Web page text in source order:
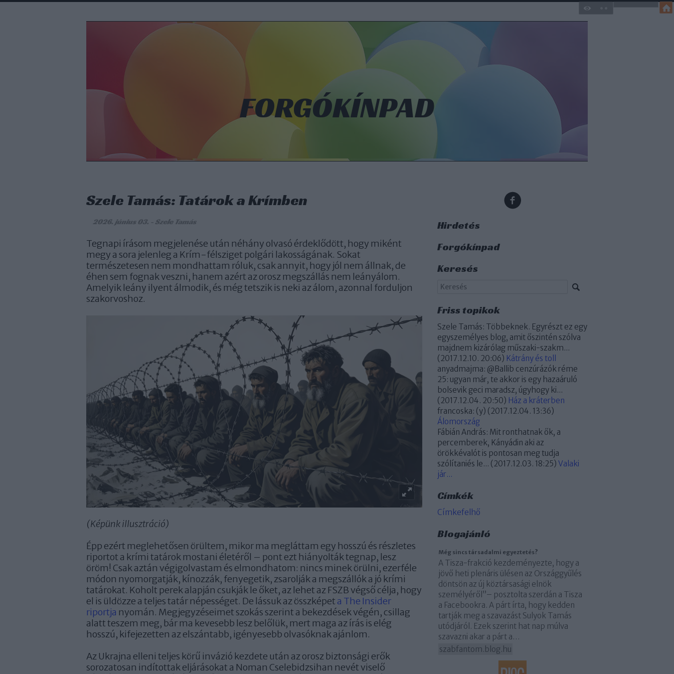
FORGÓKÍNPAD
Szele Tamás: Tatárok a Krímben
2026. június 03. Szele Tamás
Tegnapi írásom megjelenése után néhány olvasó érdeklődött, hogy miként
megy a sora jelenleg a Krím-félsziget polgári lakosságának. Sokat
természetesen nem mondhattam róluk, csak annyit, hogy jól nem állnak, de
éhen sem fognak veszni, hanem azért az orosz megszállás nem leányálom.
Amelyik leány ilyent álmodik, és még tetszik is neki az álom, azonnal forduljon
szakorvoshoz.
(Képünk illusztráció)
Épp ezért meglehetősen örültem, mikor ma megláttam egy hosszú és részletes
riportot a krími tatárok mostani életéről – pont ezt hiányolták tegnap, lesz
öröm! Csak aztán végigolvastam és elmondhatom: nincs minek örülni, ezerféle
módon nyomorgatják, kínozzák, fenyegetik, zsarolják a megszállók a jó krími
tatárokat. Koholt perek alapján csukják le őket, az lehet az FSZB végső célja, hogy
el is üldözze a teljes tatár népességet. De lássuk az összképet a The Insider
riportja nyomán. Megjegyzéseimet szokás szerint a bekezdések végén, csillag
alatt teszem meg, bár ma kevesebb lesz belőlük, mert maga az írás is elég
hosszú, kifejezetten az elszántabb, igényesebb olvasóknak ajánlom.
Az Ukrajna elleni teljes körű invázió kezdete után az orosz biztonsági erők
sorozatosan indítottak eljárásokat a Noman Cselebidzsihan nevét viselő
Hirdetés
Forgókínpad
Keresés
Friss topikok
Szele Tamás: Többeknek. Egyrészt ez egy
egyszemélyes blog, amit őszintén szólva
majdnem kizárólag műszaki-szakm...
(2017.12.10. 20:06) Kátrány és toll
anyadmajma: @Ballib cenzúrázók réme
25: ugyan már, te akkor is egy hazaáruló
bolsevik geci maradsz, úgyhogy ki...
(2017.12.04. 20:50) Ház a kráterben
francoska: (y) (2017.12.04. 13:36)
Álomország
Fábián András: Mit ronthatnak ők, a
percemberek, Kányádin aki az
örökkévalót is pontosan meg tudja
szólítaniés le... (2017.12.03. 18:25) Valaki
jár...
Címkék
Címkefelhő
Blogajánló
Még sincs társadalmi egyeztetés?
A Tisza-frakció kezdeményezte, hogy a
jövő heti plenáris ülésen az Országgyűlés
döntsön az új köztársasági elnök
személyéről”– posztolta szerdán a Tisza
a Facebookra. A párt írta, hogy kedden
tartják meg a szavazást Sulyok Tamás
utódjáról. Ezek szerint hat nap múlva
szavazni akar a párt a…
szabfantom.blog.hu